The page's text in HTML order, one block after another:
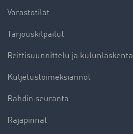
Varastotilat
Tarjouskilpailut
Reittisuunnittelu ja kulunlaskenta
Kuljetustoimeksiannot
Rahdin seuranta
Rajapinnat